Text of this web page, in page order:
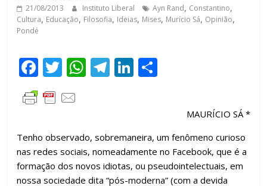
21/08/2013 Instituto Liberal Ayn Rand, Constantino,
Cultura, Educação, Filosofia, Ideias, Mises, Murício Sá, Opinião,
Pondé
F
ac
e
o
o
T
w
itt
W
A
p
T
a
m
Li
dI
n
ar
til
MAURÍCIO SÁ *
Tenho observado, sobremaneira, um fenômeno curioso
nas redes sociais, nomeadamente no Facebook, que é a
formação dos novos idiotas, ou pseudointelectuais, em
nossa sociedade dita “pós-moderna” (com a devida